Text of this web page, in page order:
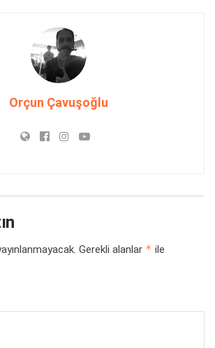
Orçun Çavuşoğlu
Gerekli alanlar * ile